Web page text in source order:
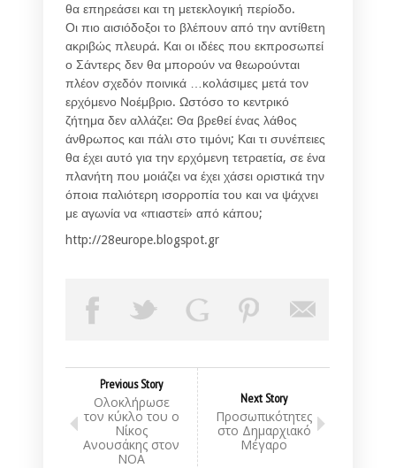
θα επηρεάσει και τη μετεκλογική περίοδο.
Οι πιο αισιόδοξοι το βλέπουν από την αντίθετη
ακριβώς πλευρά. Και οι ιδέες που εκπροσωπεί
ο Σάντερς δεν θα μπορούν να θεωρούνται
πλέον σχεδόν ποινικά …κολάσιμες μετά τον
ερχόμενο Νοέμβριο. Ωστόσο το κεντρικό
ζήτημα δεν αλλάζει: Θα βρεθεί ένας λάθος
άνθρωπος και πάλι στο τιμόνι; Και τι συνέπειες
θα έχει αυτό για την ερχόμενη τετραετία, σε ένα
πλανήτη που μοιάζει να έχει χάσει οριστικά την
όποια παλιότερη ισορροπία του και να ψάχνει
με αγωνία να «πιαστεί» από κάπου;
http://28europe.blogspot.gr
Previous Story
Ολοκλήρωσε
τον κύκλο του ο
Νίκος
Ανουσάκης στον
ΝΟΑ
Next Story
Προσωπικότητες
στο Δημαρχιακό
Μέγαρο